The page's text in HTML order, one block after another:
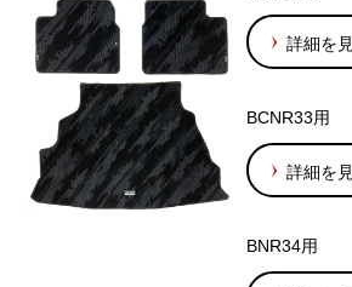
詳細を
BCNR33用
詳細を
BNR34用